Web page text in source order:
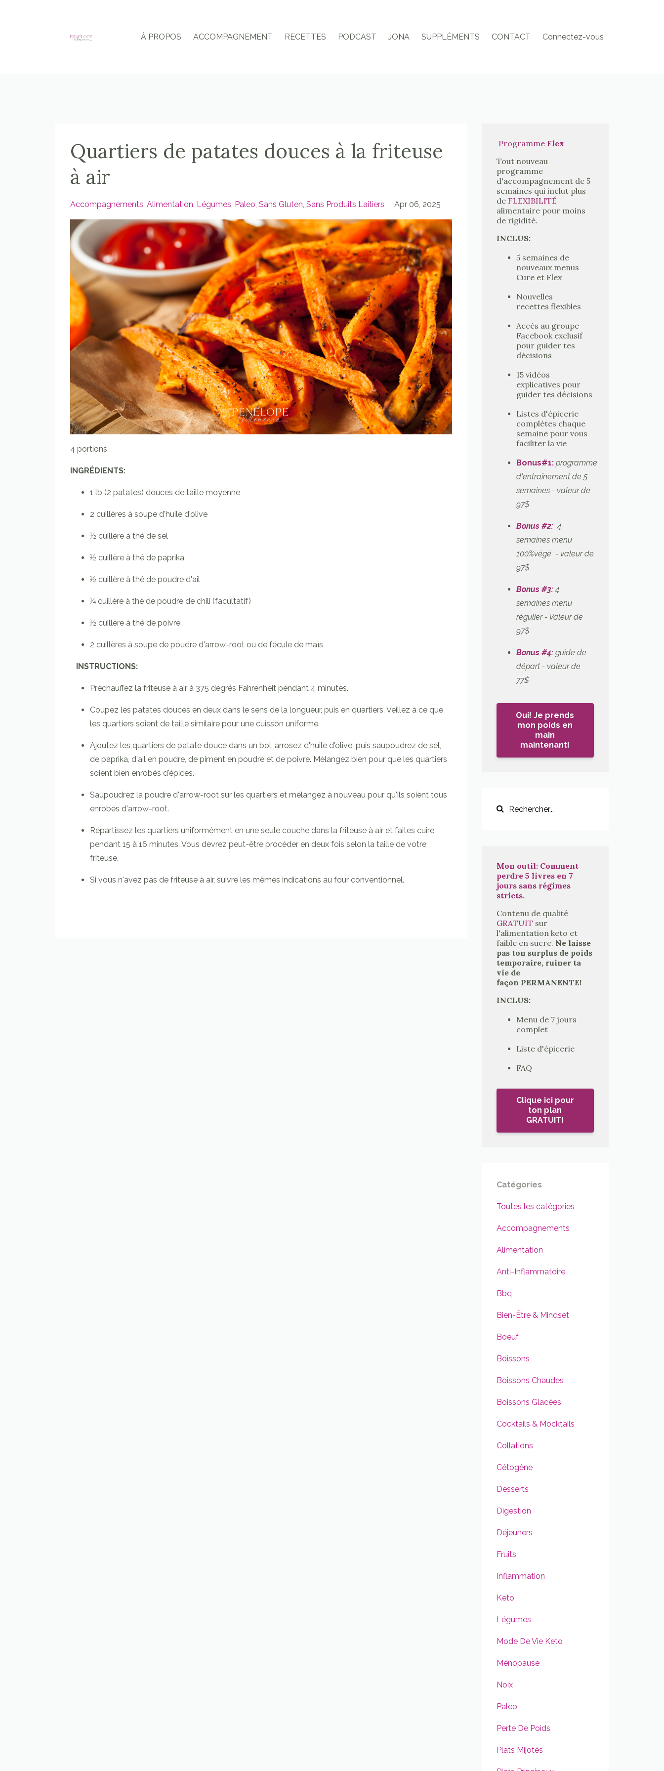
À PROPOS ACCOMPAGNEMENT RECETTES PODCAST JONA SUPPLÉMENTS CONTACT Connectez-vous
Quartiers de patates douces à la friteuse
à air
Accompagnements Alimentation Légumes Paleo Sans Gluten Sans Produits Laitiers Apr 06, 2025
4 portions
INGRÉDIENTS:
1 lb (2 patates) douces de taille moyenne
2 cuillères à soupe d'huile d'olive
½ cuillère à thé de sel
½ cuillère à thé de paprika
½ cuillère à thé de poudre d'ail
¼ cuillère à thé de poudre de chili (facultatif)
½ cuillère à thé de poivre
2 cuillères à soupe de poudre d'arrow-root ou de fécule de maïs
INSTRUCTIONS:
Préchauffez la friteuse à air à 375 degrés Fahrenheit pendant 4 minutes.
Coupez les patates douces en deux dans le sens de la longueur, puis en quartiers. Veillez à ce que
les quartiers soient de taille similaire pour une cuisson uniforme.
Ajoutez les quartiers de patate douce dans un bol, arrosez d'huile d'olive, puis saupoudrez de sel,
de paprika, d'ail en poudre, de piment en poudre et de poivre. Mélangez bien pour que les quartiers
soient bien enrobés d'épices.
Saupoudrez la poudre d'arrow-root sur les quartiers et mélangez à nouveau pour qu'ils soient tous
enrobés d'arrow-root.
Répartissez les quartiers uniformément en une seule couche dans la friteuse à air et faites cuire
pendant 15 à 16 minutes. Vous devrez peut-être procéder en deux fois selon la taille de votre
friteuse.
Si vous n'avez pas de friteuse à air, suivre les mêmes indications au four conventionnel.
ProgrammeFlex
Tout nouveau
programme
d'accompagnement de 5
semaines qui inclut plus
de FLEXIBILITÉ
alimentaire pour moins
de rigidité.
INCLUS:
5 semaines de
nouveaux menus
Cure et Flex
Nouvelles
recettes flexibles
Accès au groupe
Facebook exclusif
pour guider tes
décisions
15 vidéos
explicatives pour
guider tes décisions
Listes d'épicerie
complètes chaque
semaine pour vous
faciliter la vie
Bonus#1: programme
d'entraînement de 5
semaines - valeur de
97$
Bonus #2: 4
semaines menu
100%végé - valeur de
97$
Bonus #3: 4
semaines menu
régulier - Valeur de
97$
Bonus #4: guide de
départ - valeur de
77$
Oui! Je prends
mon poids en
main
maintenant!
Mon outil: Comment
perdre 5 livres en 7
jours sans régimes
stricts.
Contenu de qualité
GRATUIT sur
l'alimentation keto et
faible en sucre. Ne laisse
pas ton surplus de poids
temporaire, ruiner ta
vie de
façon PERMANENTE!
INCLUS:
Menu de 7 jours
complet
Liste d'épicerie
FAQ
Clique ici pour
ton plan
GRATUIT!
Catégories
Toutes les catégories
Accompagnements
Alimentation
Anti-Inflammatoire
Bbq
Bien-Être & Mindset
Boeuf
Boissons
Boissons Chaudes
Boissons Glacées
Cocktails & Mocktails
Collations
Cétogène
Desserts
Digestion
Déjeuners
Fruits
Inflammation
Keto
Légumes
Mode De Vie Keto
Ménopause
Noix
Paleo
Perte De Poids
Plats Mijotés